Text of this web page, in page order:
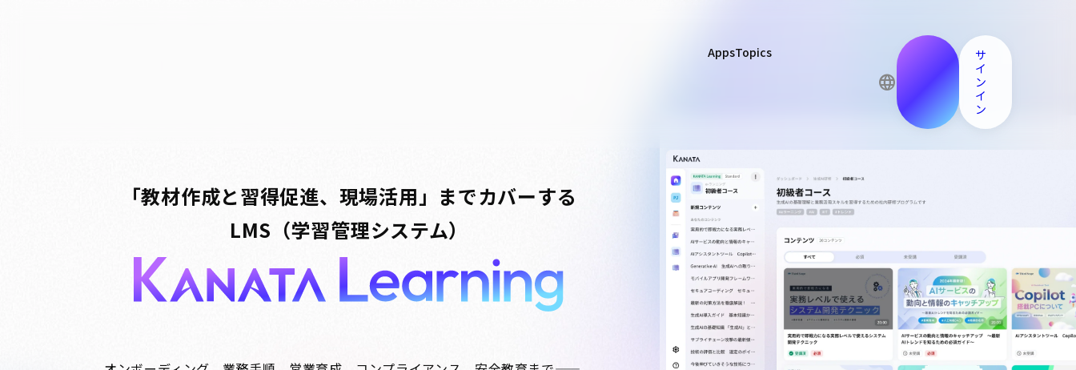
AppsTopics
language
中文
Français
Deutsch
Italiano
こち
ら
サ
イ
ン
イ
ン
「教材作成と習得促進、現場活用」までカバーする
LMS（学習管理システム）
Kanata Learning